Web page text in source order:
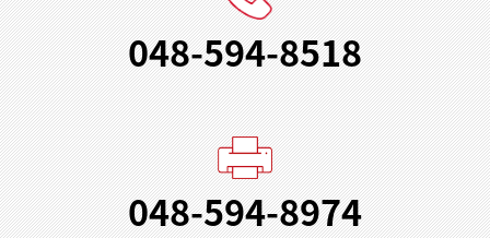
048-594-8518
048-594-8974